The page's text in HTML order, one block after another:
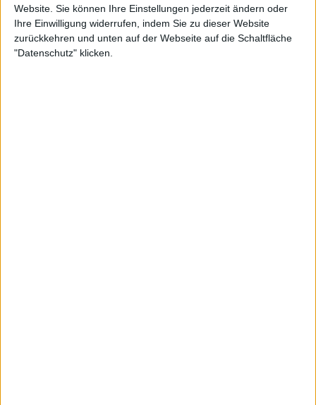
Website. Sie können Ihre Einstellungen jederzeit ändern oder
Ihre Einwilligung widerrufen, indem Sie zu dieser Website
zurückkehren und unten auf der Webseite auf die Schaltfläche
"Datenschutz" klicken.